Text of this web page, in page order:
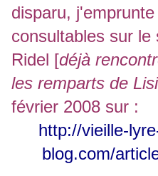
disparu,
consultables sur le
Ridel [déjà
les remparts de
février 2008 sur :
http://vieille-
blog.com/